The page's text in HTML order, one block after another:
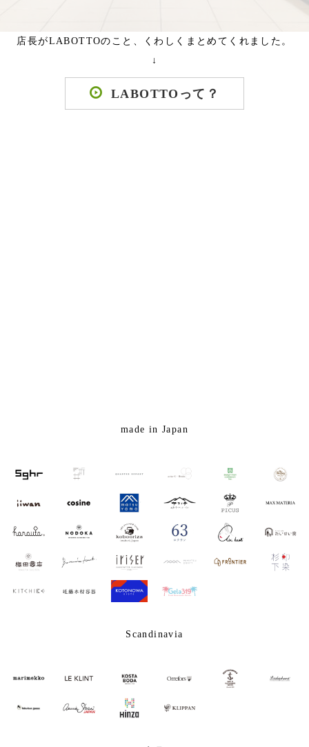
店長がLABOTTOのこと、くわしくまとめてくれました。
↓
LABOTTOって？
made in Japan
Scandinavia